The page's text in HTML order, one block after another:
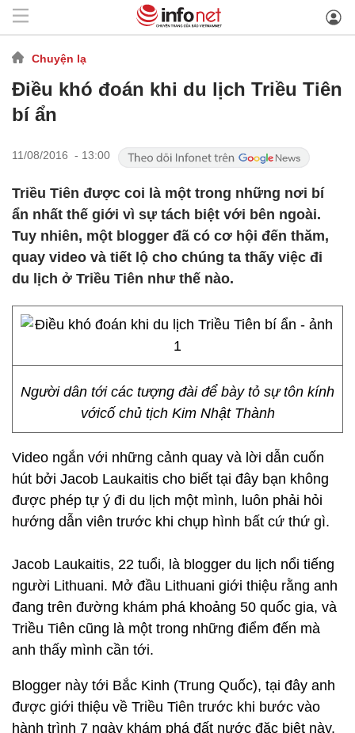
Chuyện lạ
Điều khó đoán khi du lịch Triều Tiên
bí ẩn
11/08/2016 - 13:00
Triều Tiên được coi là một trong những nơi bí
ẩn nhất thế giới vì sự tách biệt với bên ngoài.
Tuy nhiên, một blogger đã có cơ hội đến thăm,
quay video và tiết lộ cho chúng ta thấy việc đi
du lịch ở Triều Tiên như thế nào.
Người dân tới các tượng đài để bày tỏ sự tôn kính
vớicố chủ tịch Kim Nhật Thành
Video ngắn với những cảnh quay và lời dẫn cuốn
hút bởi Jacob Laukaitis cho biết tại đây bạn không
được phép tự ý đi du lịch một mình, luôn phải hỏi
hướng dẫn viên trước khi chụp hình bất cứ thứ gì.
Jacob Laukaitis, 22 tuổi, là blogger du lịch nổi tiếng
người Lithuani. Mở đầu Lithuani giới thiệu rằng anh
đang trên đường khám phá khoảng 50 quốc gia, và
Triều Tiên cũng là một trong những điểm đến mà
anh thấy mình cần tới.
Blogger này tới Bắc Kinh (Trung Quốc), tại đây anh
được giới thiệu về Triều Tiên trước khi bước vào
hành trình 7 ngày khám phá đất nước đặc biệt này.